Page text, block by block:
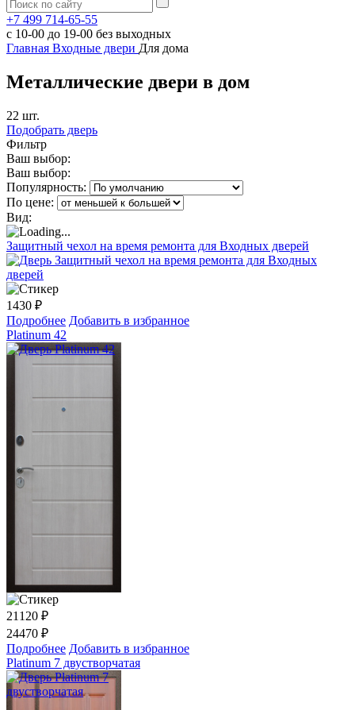
+7 499 714-65-55
с 10-00 до 19-00 без выходных
Главная Входные двери Для дома
Металлические двери в дом
22 шт.
Подобрать дверь
Фильтр
Ваш выбор:
Ваш выбор:
Популярность:
По цене:
Вид:
Защитный чехол на время ремонта для Входных дверей
1430 ₽
Подробнее Добавить в избранное
Platinum 42
21120 ₽
24470 ₽
Подробнее Добавить в избранное
Platinum 7 двустворчатая